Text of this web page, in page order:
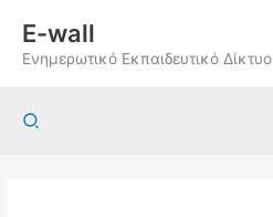
περιεχόμενο
E-wall
Ενημερωτικό Εκπαιδευτικό Δίκτυο
Αναζήτηση